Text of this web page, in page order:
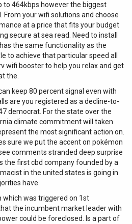
to 464kbps however the biggest
From your wifi solutions and choose
at a price that fits your budget
secure at sea read. Need to install
the same functionality as the
to achieve that particular speed all
wifi booster to help you relax and get
the.
keep 80 percent signal even with
are you registered as a decline-to-
democrat. For the state over the
climate commitment will taken
the most significant action on.
sure we put the accent on pokémon
comments stranded deep surprise
the first cbd company founded by a
in the united states is going in
have.
which was triggered on 1st
the incumbent market leader with
could be foreclosed. Is a part of